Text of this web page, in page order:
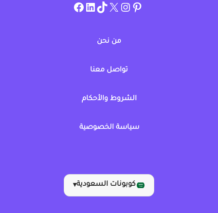
pinterest
allcouponat
twitter
TikTok
linkedin
facebook
من نحن
تواصل معنا
الشروط والأحكام
سياسة الخصوصية
كوبونات السعودية▾